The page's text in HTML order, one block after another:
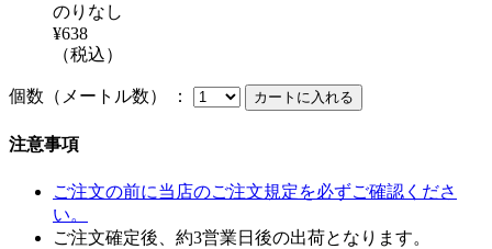
のりなし
¥638
（税込）
個数（メートル数） ：
注意事項
ご注文の前に当店のご注文規定を必ずご確認くださ
い。
ご注文確定後、約3営業日後の出荷となります。